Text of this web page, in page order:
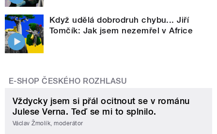
Když udělá dobrodruh chybu... Jiří
Tomčík: Jak jsem nezemřel v Africe
E-SHOP ČESKÉHO ROZHLASU
Vždycky jsem si přál ocitnout se v románu
Julese Verna. Teď se mi to splnilo.
Václav Žmolík, moderátor